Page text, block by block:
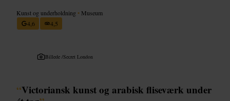
Kunst og underholdning • Museum
4,6
4,5
Billede /Secret London
“Victoriansk kunst og arabisk fliseværk under